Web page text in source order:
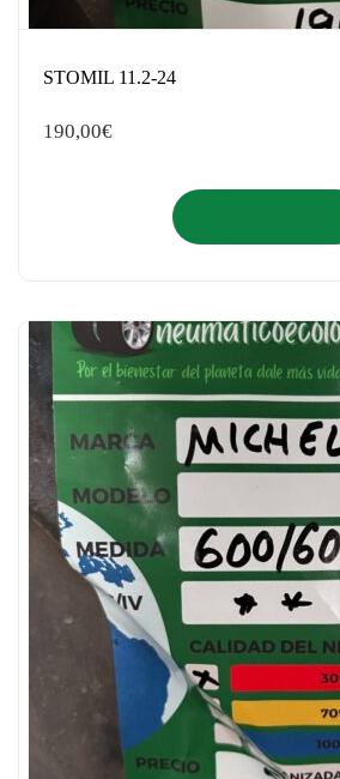
STOMIL 11.2-24
190,00€